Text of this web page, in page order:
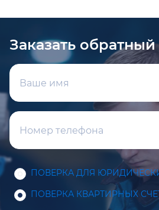
Заказать
ПОВЕРКА ДЛЯ
ПОВЕРКА КВАРТИРНЫХ